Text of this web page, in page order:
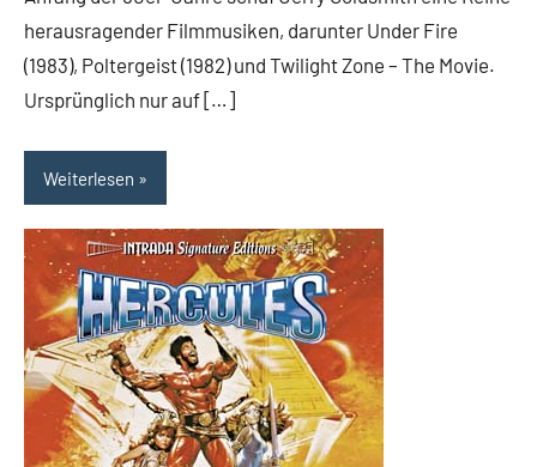
herausragender Filmmusiken, darunter Under Fire
(1983), Poltergeist (1982) und Twilight Zone – The Movie.
Ursprünglich nur auf […]
Weiterlesen